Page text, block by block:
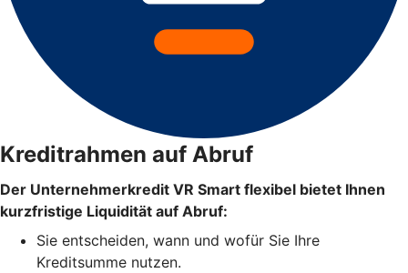
Kreditrahmen auf Abruf
Der Unternehmerkredit VR Smart flexibel bietet Ihnen
kurzfristige Liquidität auf Abruf:
Sie entscheiden, wann und wofür Sie Ihre
Kreditsumme nutzen.